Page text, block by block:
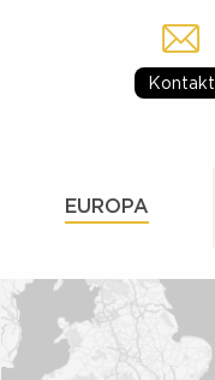
Kontakt
EUROPA